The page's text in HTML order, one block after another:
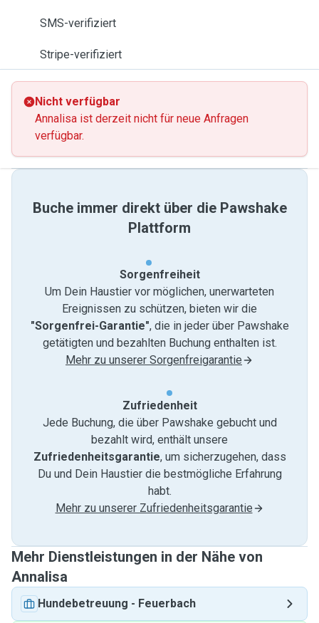
SMS-verifiziert
Stripe-verifiziert
Nicht verfügbar
Annalisa ist derzeit nicht für neue Anfragen
verfügbar.
Buche immer direkt über die Pawshake
Plattform
Sorgenfreiheit
Um Dein Haustier vor möglichen, unerwarteten
Ereignissen zu schützen, bieten wir die
"Sorgenfrei-Garantie", die in jeder über Pawshake
getätigten und bezahlten Buchung enthalten ist.
Mehr zu unserer Sorgenfreigarantie
Zufriedenheit
Jede Buchung, die über Pawshake gebucht und
bezahlt wird, enthält unsere
Zufriedenheitsgarantie, um sicherzugehen, dass
Du und Dein Haustier die bestmögliche Erfahrung
habt.
Mehr zu unserer Zufriedenheitsgarantie
Mehr Dienstleistungen in der Nähe von
Annalisa
Hundebetreuung - Feuerbach